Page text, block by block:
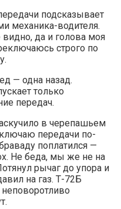
подсказывает
механика-водителя.
видно, да и голова моя
строго по
— одна назад.
только
передач.
в черепашьем
передачи по-
поплатился —
Не беда, мы же не на
рычаг до упора и
на газ. Т-72Б